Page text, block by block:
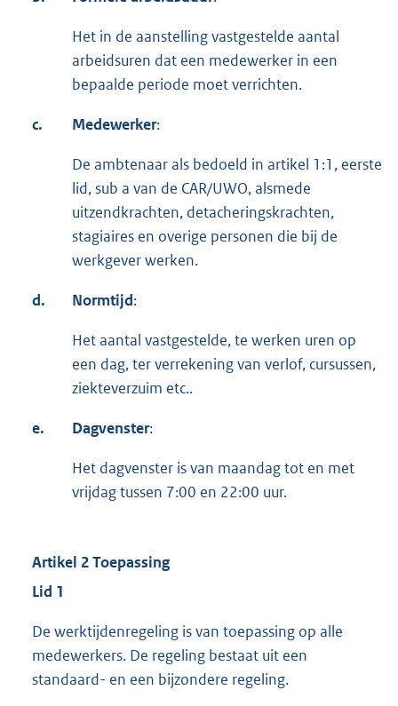
Het in de aanstelling vastgestelde aantal
arbeidsuren dat een medewerker in een
bepaalde periode moet verrichten.
c. Medewerker:
De ambtenaar als bedoeld in artikel 1:1, eerste
lid, sub a van de CAR/UWO, alsmede
uitzendkrachten, detacheringskrachten,
stagiaires en overige personen die bij de
werkgever werken.
d. Normtijd:
Het aantal vastgestelde, te werken uren op
een dag, ter verrekening van verlof, cursussen,
ziekteverzuim etc..
e. Dagvenster:
Het dagvenster is van maandag tot en met
vrijdag tussen 7:00 en 22:00 uur.
Artikel 2 Toepassing
Lid 1
De werktijdenregeling is van toepassing op alle
medewerkers. De regeling bestaat uit een
standaard- en een bijzondere regeling.